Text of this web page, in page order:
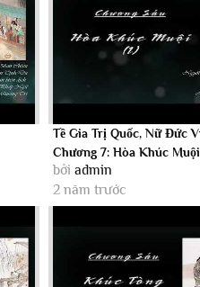
Tề Gia Trị Quốc, Nữ Đức
Chương 7: Hòa Khúc Muội
bởi admin
2 năm trước